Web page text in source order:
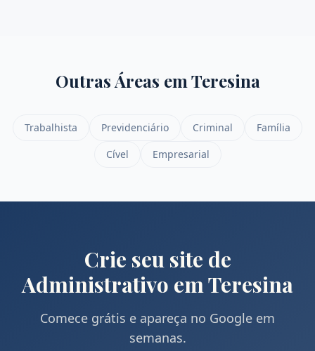
Outras Áreas em Teresina
Trabalhista Previdenciário Criminal
Família
Cível
Empresarial
Crie seu site de
Administrativo emTeresina
Comece grátis e apareça no Google em
semanas.